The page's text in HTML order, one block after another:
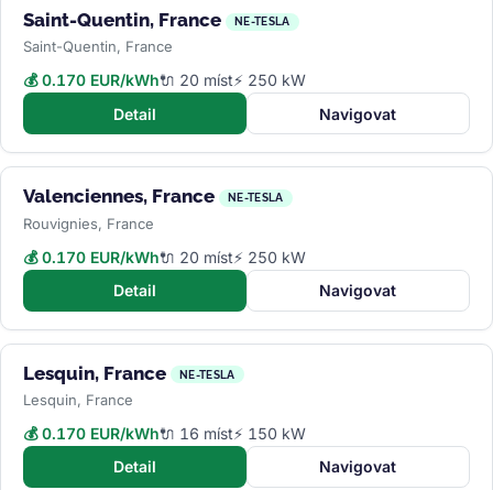
Saint-Quentin, France NE-TESLA
Saint-Quentin, France
💰 0.170 EUR/kWh🔌 20 míst⚡ 250 kW
Detail
Navigovat
Valenciennes, France NE-TESLA
Rouvignies, France
💰 0.170 EUR/kWh🔌 20 míst⚡ 250 kW
Detail
Navigovat
Lesquin, France NE-TESLA
Lesquin, France
💰 0.170 EUR/kWh🔌 16 míst⚡ 150 kW
Detail
Navigovat